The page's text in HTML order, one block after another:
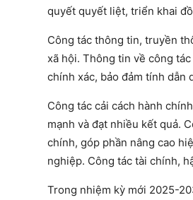
quyết quyết liệt, triển khai
Công tác thông tin, truyền
xã hội. Thông tin về công
chính xác, bảo đảm tính dẫn
Công tác cải cách hành
mạnh và đạt nhiều kết quả.
chính, góp phần nâng cao
nghiệp. Công tác tài chính,
Trong nhiệm kỳ mới 2025-